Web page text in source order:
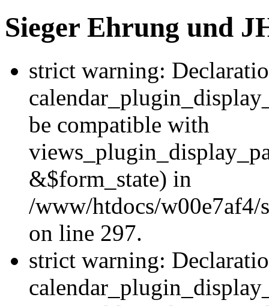
Sieger Ehrung und
strict warning:
be compatible with
&$form_state) in
/www/htdocs/w00e7af4/
on line 297.
strict warning: